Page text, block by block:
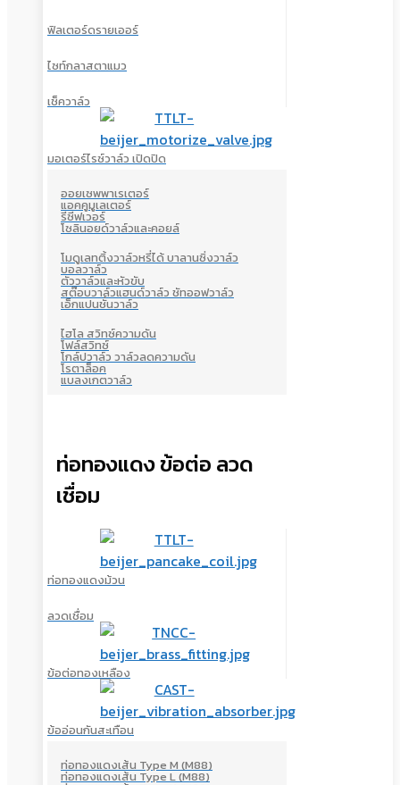
ฟิลเตอร์ดรายเออร์
ไซท์กลาสตาแมว
เช็ควาล์ว
มอเตอร์ไรซ์วาล์ว เปิดปิด
ออยเซพพาเรเตอร์
แอคคูมูเลเตอร์
รีซีฟเวอร์
โซลินอยด์วาล์วและคอยล์
โมดูเลทติ้งวาล์วหรี่ได้ บาลานซิ่งวาล์ว
บอลวาล์ว
ตัววาล์วและหัวขับ
สต๊อบวาล์วแฮนด์วาล์ว ชัทออฟวาล์ว
เอ็กแปนชั่นวาล์ว
ไฮโล สวิทซ์ความดัน
โฟล์สวิทซ์
โกล์ปวาล์ว วาล์วลดความดัน
โรตาล็อค
แบลงเกตวาล์ว
ท่อทองแดง ข้อต่อ ลวด
เชื่อม
ท่อทองแดงม้วน
ลวดเชื่อม
ข้อต่อทองเหลือง
ข้ออ่อนกันสะเทือน
ท่อทองแดงเส้น Type M (M88)
ท่อทองแดงเส้น Type L (M88)